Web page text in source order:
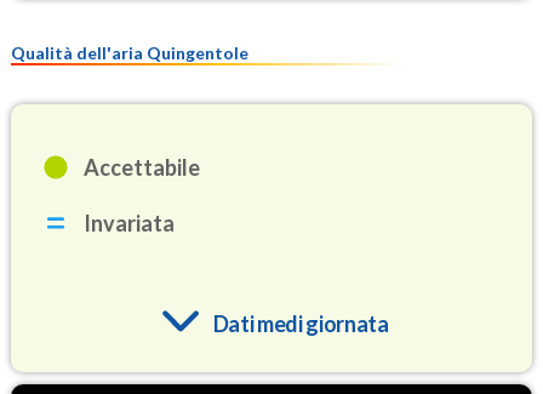
Qualità dell'aria Quingentole
Accettabile
Invariata
Dati medi giornata